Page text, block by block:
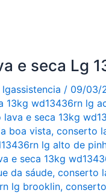
e seca Lg
lgassistencia / 09/03/
13kg wd13436rn lg
e seca 13kg
boa vista, conserto
lg alto de
e seca 13kg
da sáude, conserto
lg brooklin,